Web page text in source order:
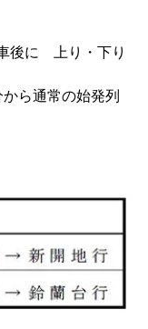
後に 上り・下り
ら通常の始発列